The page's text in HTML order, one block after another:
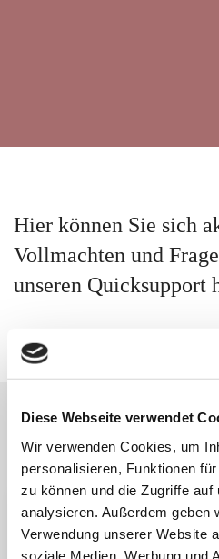
Diese Webseite verwendet
Wir verwenden Cookies, um
personalisieren, Funktionen
zu können und die Zugriffe auf
analysieren. Außerdem geben
Verwendung unserer Website
soziale Medien, Werbung und
Hier können Sie sich
Vollmachten und
unseren Quicksupport
Formulare zum Download
Kanzlei allgemein